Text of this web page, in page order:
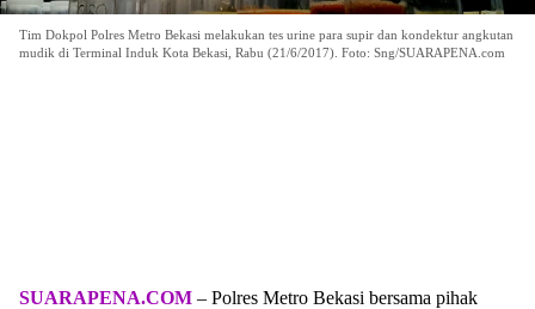
Tim Dokpol Polres Metro Bekasi melakukan tes urine para supir dan kondektur angkutan
mudik di Terminal Induk Kota Bekasi, Rabu (21/6/2017). Foto: Sng/SUARAPENA.com
SUARAPENA.COM – Polres Metro Bekasi bersama pihak